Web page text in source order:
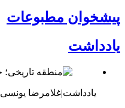
پیشخوان مطبوعات
یادداشت
یادداشت|غلامرضا یونسی